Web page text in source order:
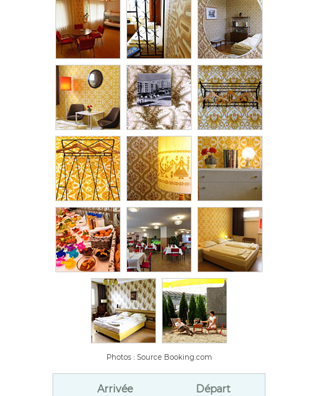
Photos : Source Booking.com
Arrivée Départ